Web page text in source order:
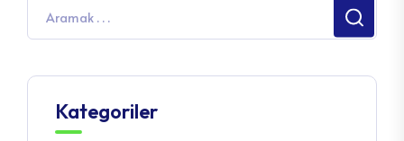
Kategoriler